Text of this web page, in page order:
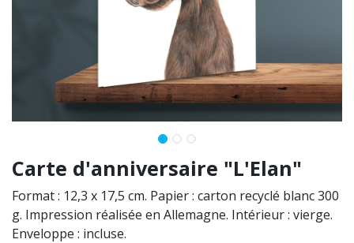
Carte d'anniversaire "L'Elan"
Format : 12,3 x 17,5 cm. Papier : carton recyclé blanc 300
g. Impression réalisée en Allemagne. Intérieur : vierge.
Enveloppe : incluse.